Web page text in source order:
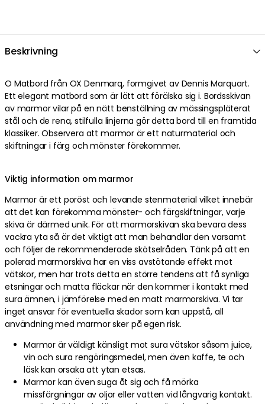
Beskrivning
O Matbord från OX Denmarq, formgivet av Dennis Marquart.
Ett elegant matbord som är lätt att förälska sig i. Bordsskivan
av marmor vilar på en nätt benställning av mässingspläterat
stål och de rena, stilfulla linjerna gör detta bord till en framtida
klassiker. Observera att marmor är ett naturmaterial och
skiftningar i färg och mönster förekommer.
Viktig information om marmor
Marmor är ett poröst och levande stenmaterial vilket innebär
att det kan förekomma mönster- och färgskiftningar, varje
skiva är därmed unik. För att marmorskivan ska bevara dess
vackra yta så är det viktigt att man behandlar den varsamt
och följer de rekommenderade skötselråden. Tänk på att en
polerad marmorskiva har en viss avstötande effekt mot
vätskor, men har trots detta en större tendens att få synliga
etsningar och matta fläckar när den kommer i kontakt med
sura ämnen, i jämförelse med en matt marmorskiva. Vi tar
inget ansvar för eventuella skador som kan uppstå, all
användning med marmor sker på egen risk.
Marmor är väldigt känsligt mot sura vätskor såsom juice,
vin och sura rengöringsmedel, men även kaffe, te och
läsk kan orsaka att ytan etsas.
Marmor kan även suga åt sig och få mörka
missfärgningar av oljor eller vatten vid långvarig kontakt.